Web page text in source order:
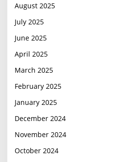
August 2025
July 2025
June 2025
April 2025
March 2025
February 2025
January 2025
December 2024
November 2024
October 2024